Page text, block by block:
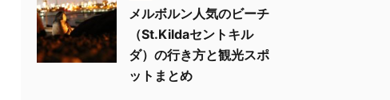
メルボルン人気のビーチ
（St.Kildaセントキル
ダ）の行き方と観光スポ
ットまとめ